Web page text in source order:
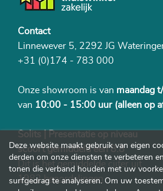
Contact
Linnewever 5, 2292 JG
+31 (0)174 - 783 000
Onze showroom is van maandag
van 10:00 - 15:00 uur (alleen op
Solits | Presentatie op niveau
scoort gemiddeld een 8.8
Dit is het gemiddelde cijfer uit
1982 beoordelingen
Deze website maakt gebruik van eigen
derden om onze diensten te verbeteren
tonen die verband houden met uw
surfgedrag te analyseren. Om uw